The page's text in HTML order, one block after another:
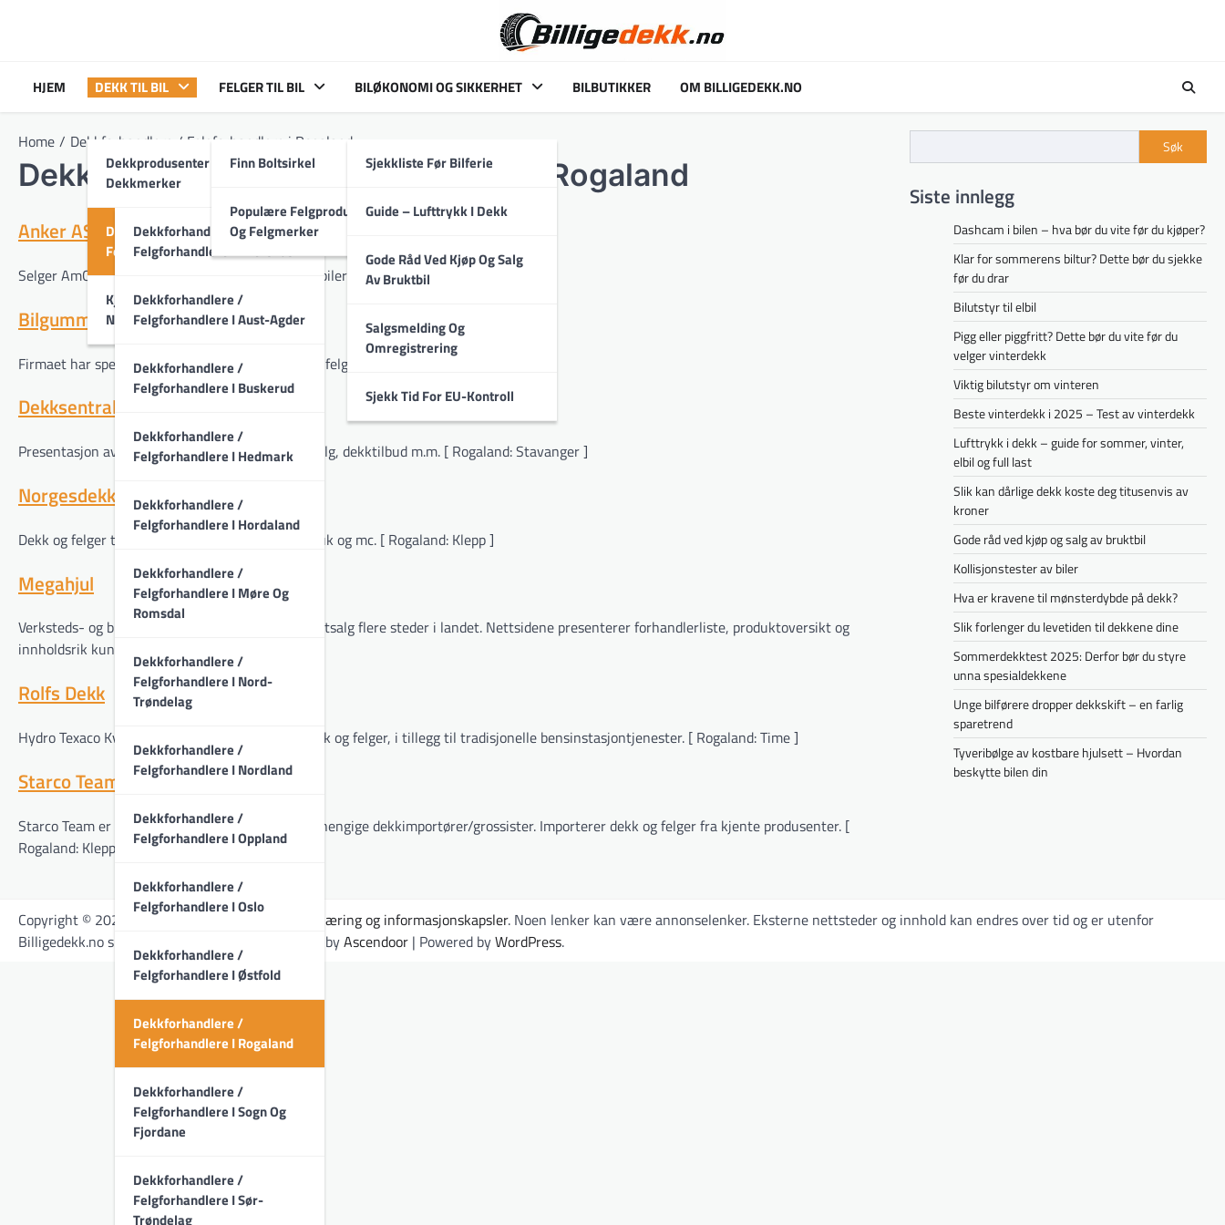
HJEM DEKK TIL BIL
Dekkprodusenter Og
Dekkmerker
Dekkforhandlere /
Felgforhandlere
Dekkforhandlere /
Felgforhandlere I Akershus
Dekkforhandlere /
Felgforhandlere I Aust-Agder
Dekkforhandlere /
Felgforhandlere I Buskerud
Dekkforhandlere /
Felgforhandlere I Hedmark
Dekkforhandlere /
Felgforhandlere I Hordaland
Dekkforhandlere /
Felgforhandlere I Møre Og
Romsdal
Dekkforhandlere /
Felgforhandlere I Nord-
Trøndelag
Dekkforhandlere /
Felgforhandlere I Nordland
Dekkforhandlere /
Felgforhandlere I Oppland
Dekkforhandlere /
Felgforhandlere I Oslo
Dekkforhandlere /
Felgforhandlere I Østfold
Dekkforhandlere /
Felgforhandlere I Rogaland
Dekkforhandlere /
Felgforhandlere I Sogn Og
Fjordane
Dekkforhandlere /
Felgforhandlere I Sør-
Trøndelag
Kjøpe Dekk På Nett /
Nettbutikker
FELGER TIL BIL
Finn Boltsirkel
Populære Felgprodusenter
Og Felgmerker
BILØKONOMI OG SIKKERHET
Sjekkliste Før Bilferie
Guide – Lufttrykk I Dekk
Gode Råd Ved Kjøp Og Salg
Av Bruktbil
Salgsmelding Og
Omregistrering
Sjekk Tid For EU-Kontroll
BILBUTIKKER OM BILLIGEDEKK.NO
Home Dekkforhandlere / Felgforhandlere i Rogaland
Dekkforhandlere / Felgforhandlere i Rogaland
Anker AS
Selger AmCar, bilfelger og -batteri, samt leier ut biler. [ Rogaland: Haugesund ]
Bilgummilageret AS
Firmaet har spesialisert seg på import av dekk og felger. [ Rogaland: Karmøy ]
Dekksentralen AS
Presentasjon av bedriften, åpningstider, vareutvalg, dekktilbud m.m. [ Rogaland: Stavanger ]
Norgesdekk
Dekk og felger til både person- og varebil, landbruk og mc. [ Rogaland: Klepp ]
Megahjul
Verksteds- og bilgummikjede med dekk- og felg-utsalg flere steder i landet. Nettsidene presenterer forhandlerliste, produktoversikt og
innholdsrik kundeavis. [ Rogaland: Stavanger ]
Rolfs Dekk
Hydro Texaco Kvernland har direkteimport av dekk og felger, i tillegg til tradisjonelle bensinstasjontjenester. [ Rogaland: Time ]
Starco Team
Starco Team er en gruppe bestående av seks uavhengige dekkimportører/grossister. Importerer dekk og felger fra kjente produsenter. [
Rogaland: Klepp ]
Søk
Siste innlegg
Dashcam i bilen – hva bør du vite før du kjøper?
Klar for sommerens biltur? Dette bør du sjekke
før du drar
Bilutstyr til elbil
Pigg eller piggfritt? Dette bør du vite før du
velger vinterdekk
Viktig bilutstyr om vinteren
Beste vinterdekk i 2025 – Test av vinterdekk
Lufttrykk i dekk – guide for sommer, vinter,
elbil og full last
Slik kan dårlige dekk koste deg titusenvis av
kroner
Gode råd ved kjøp og salg av bruktbil
Kollisjonstester av biler
Hva er kravene til mønsterdybde på dekk?
Slik forlenger du levetiden til dekkene dine
Sommerdekktest 2025: Derfor bør du styre
unna spesialdekkene
Unge bilførere dropper dekkskift – en farlig
sparetrend
Tyveribølge av kostbare hjulsett – Hvordan
beskytte bilen din
Copyright © 2026 Billigedekk.no - Personvernerklæring og informasjonskapsler. Noen lenker kan være annonselenker. Eksterne nettsteder og innhold kan endres over tid og er utenfor
Billigedekk.no sin kontroll. | Newspulse Magazine byAscendoor | Powered byWordPress.